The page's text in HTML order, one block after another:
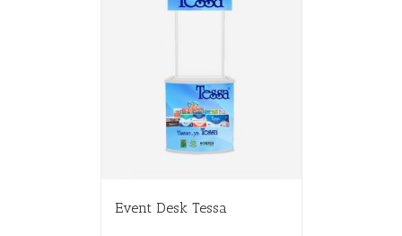
Event Desk Tessa